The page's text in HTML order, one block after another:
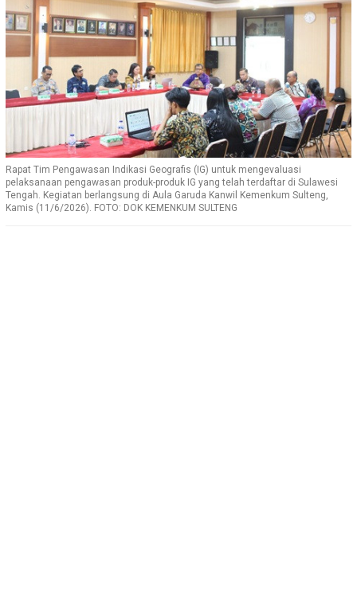
Rapat Tim Pengawasan Indikasi Geografis (IG) untuk mengevaluasi
pelaksanaan pengawasan produk-produk IG yang telah terdaftar di Sulawesi
Tengah. Kegiatan berlangsung di Aula Garuda Kanwil Kemenkum Sulteng,
Kamis (11/6/2026). FOTO: DOK KEMENKUM SULTENG